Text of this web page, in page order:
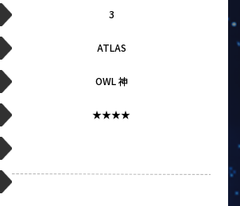
3
ATLAS
OWL 神
★★★★